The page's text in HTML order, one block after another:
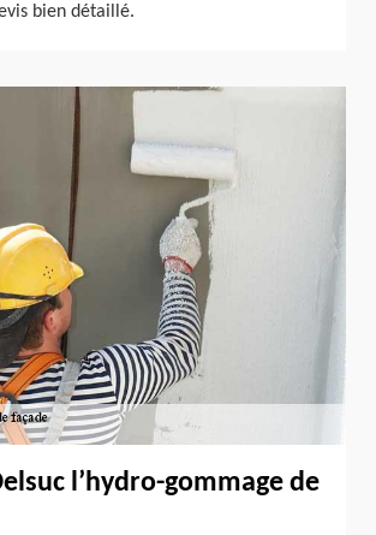
bien détaillé.
l’hydro-gommage de